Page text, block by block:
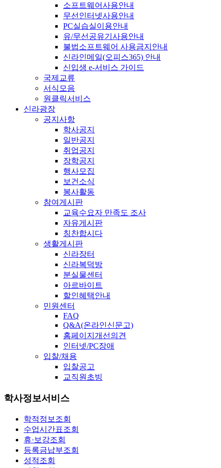
소프트웨어사용안내
무선인터넷사용안내
PC실습실이용안내
유/무선공유기사용안내
불법소프트웨어 사용금지안내
신라인메일(오피스365) 안내
신입생 e-서비스 가이드
국제교류
서식모음
원클릭서비스
신라광장
공지사항
학사공지
일반공지
취업공지
장학공지
행사모집
보건소식
봉사활동
참여게시판
교육수요자 만족도 조사
자유게시판
칭찬합시다
생활게시판
신라장터
신라복덕방
분실물센터
아르바이트
할인혜택안내
민원센터
FAQ
Q&A(온라인신문고)
홈페이지개선의견
인터넷/PC장애
입찰/채용
입찰공고
교직원초빙
학사정보서비스
학적정보조회
수업시간표조회
휴·보강조회
등록금납부조회
성적조회